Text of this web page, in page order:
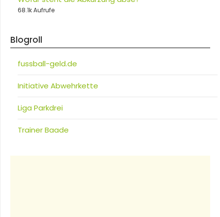
68.1k Aufrufe
Blogroll
fussball-geld.de
Initiative Abwehrkette
Liga Parkdrei
Trainer Baade